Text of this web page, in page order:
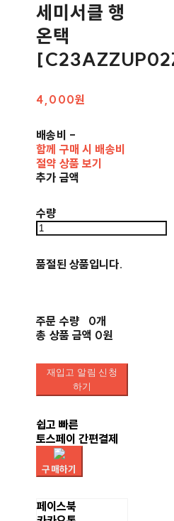
세미서클 행
온택
4,000원
배송비 -
함께 구매 시 배송비
절약 상품 보기
추가 금액
수량
품절된 상품입니다.
주문 수량
0개
총 상품 금액 0원
재입고 알림 신청
하기
쉽고 빠른
토스페이 간편결제
구매하기
페이스북